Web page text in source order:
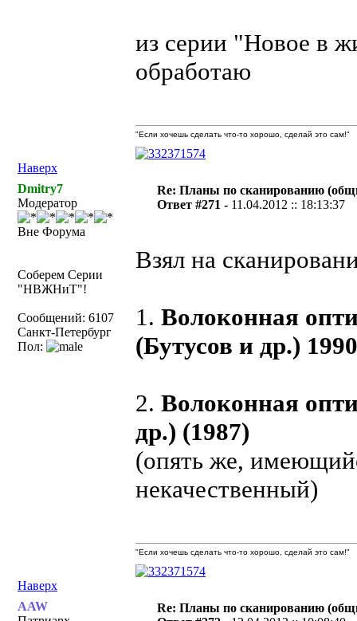
из серии "Новое в
обработаю
Наверх
"Если хочешь сделать что-то хорошо, сделай это сам!"
Dmitry7
Модератор
Вне Форума
Соберем Серии
"НВЖНиТ"!
Сообщений: 6107
Санкт-Петербург
Пол:
Re: Планы по сканированию
Ответ #271 - 11.04.2012 :: 18:13:37
Взял на
1. Волоконная
(Бутусов и др.) 1990
2. Волоконная
др.) (1987)
(опять же,
некачественный)
Наверх
"Если хочешь сделать что-то хорошо, сделай это сам!"
AAW
Re: Планы по сканированию